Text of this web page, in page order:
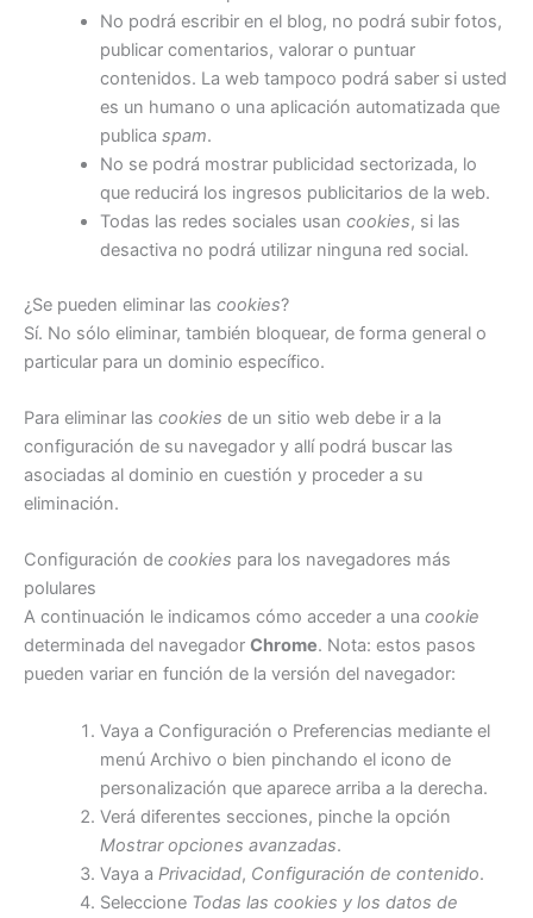
No podrá escribir en el blog, no podrá subir fotos,
publicar comentarios, valorar o puntuar
contenidos. La web tampoco podrá saber si usted
es un humano o una aplicación automatizada que
publica spam.
No se podrá mostrar publicidad sectorizada, lo
que reducirá los ingresos publicitarios de la web.
Todas las redes sociales usan cookies, si las
desactiva no podrá utilizar ninguna red social.
¿Se pueden eliminar las cookies?
Sí. No sólo eliminar, también bloquear, de forma general o
particular para un dominio específico.
Para eliminar las cookies de un sitio web debe ir a la
configuración de su navegador y allí podrá buscar las
asociadas al dominio en cuestión y proceder a su
eliminación.
Configuración de cookies para los navegadores más
polulares
A continuación le indicamos cómo acceder a una cookie
determinada del navegador Chrome. Nota: estos pasos
pueden variar en función de la versión del navegador:
Vaya a Configuración o Preferencias mediante el
menú Archivo o bien pinchando el icono de
personalización que aparece arriba a la derecha.
Verá diferentes secciones, pinche la opción
Mostrar opciones avanzadas.
Vaya a Privacidad, Configuración de contenido.
Seleccione Todas las cookies y los datos de